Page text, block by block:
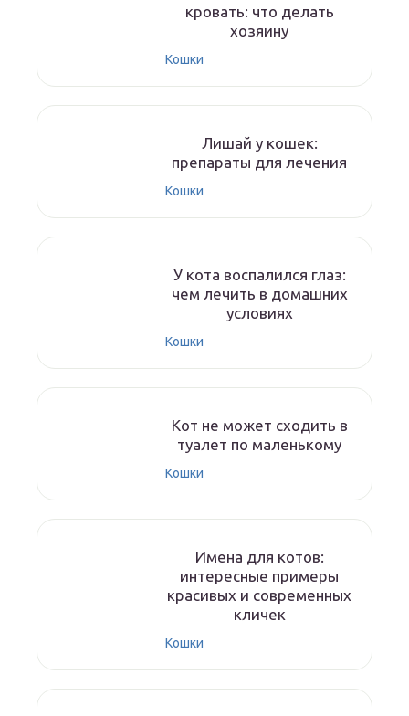
кровать: что делать
хозяину
Кошки
Лишай у кошек:
препараты для лечения
Кошки
У кота воспалился глаз:
чем лечить в домашних
условиях
Кошки
Кот не может сходить в
туалет по маленькому
Кошки
Имена для котов:
интересные примеры
красивых и современных
кличек
Кошки